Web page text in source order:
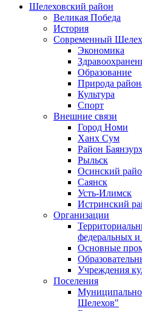
Шелеховский район
Великая Победа
История
Современный
Экономика
Образование
Природа
Культура
Спорт
Внешние связи
Город Номи
Ханх Сум
Район
Рыльск
Осинский
Саянск
Усть-Илимск
Истринский
Организации
федеральных и
Основные
Учреждения
Поселения
Шелехов"